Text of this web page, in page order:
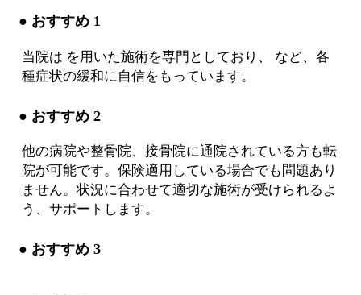
● おすすめ 1
当院は を用いた施術を専門としており、 など、各
種症状の緩和に自信をもっています。
● おすすめ 2
他の病院や整骨院、接骨院に通院されている方も転
院が可能です。保険適用している場合でも問題あり
ません。状況に合わせて適切な施術が受けられるよ
う、サポートします。
● おすすめ 3